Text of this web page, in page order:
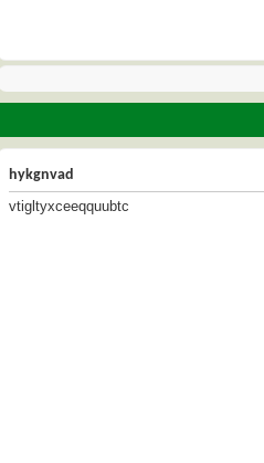
hykgnvad
vtigltyxceeqquubtc